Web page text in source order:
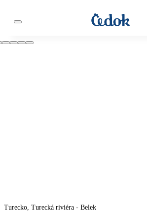
Turecko, Turecká riviéra - Belek